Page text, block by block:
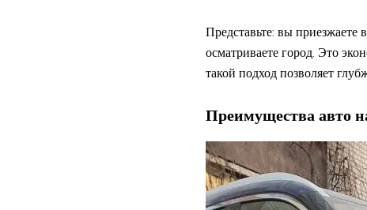
Представьте: вы приезжаете в
осматриваете город. Это
такой подход позволяет
Преимущества авто